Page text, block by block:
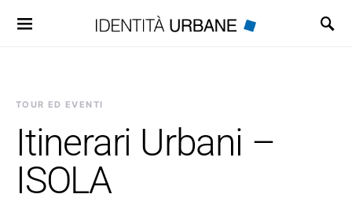
Search for:
TOUR ED EVENTI
Itinerari Urbani –
ISOLA